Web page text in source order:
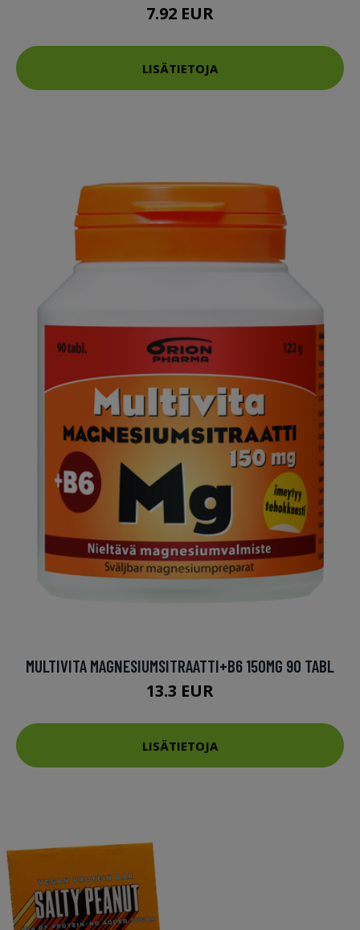
7.92 EUR
LISÄTIETOJA
MULTIVITA MAGNESIUMSITRAATTI+B6 150MG 90 TABL
13.3 EUR
LISÄTIETOJA